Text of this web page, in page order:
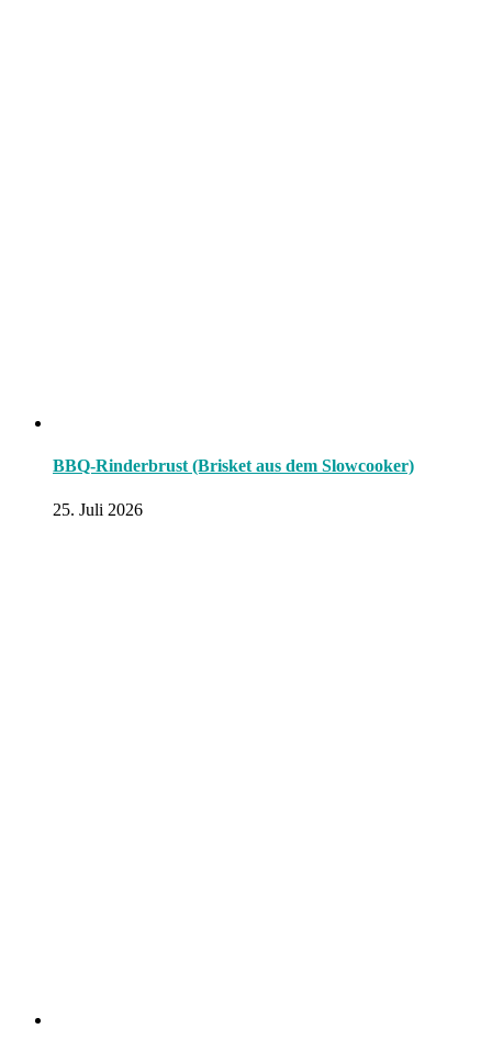
BBQ-Rinderbrust (Brisket aus dem Slowcooker)
25. Juli 2026